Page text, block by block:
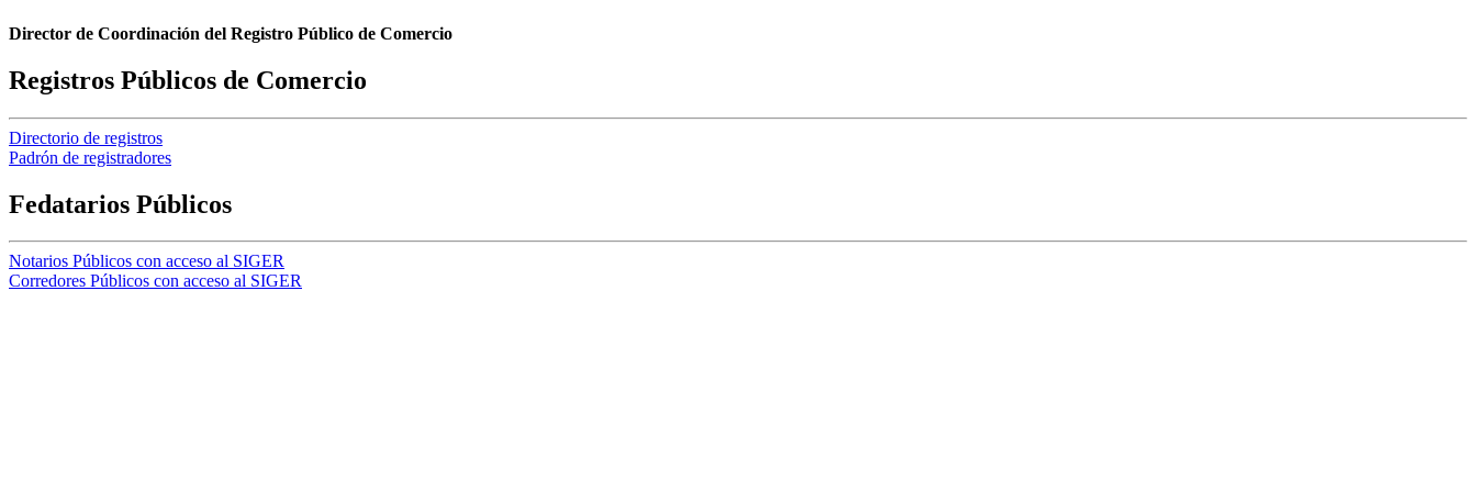
Director de Coordinación del Registro Público de Comercio
Registros Públicos de Comercio
Directorio de registros
Padrón de registradores
Fedatarios Públicos
Notarios Públicos con acceso al SIGER
Corredores Públicos con acceso al SIGER